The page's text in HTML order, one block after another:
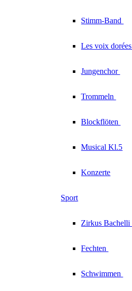
Stimm-Band
Les voixdorées
Jungenchor
Trommeln
Blockflöten
Musical Kl.5
Konzerte
Sport
ZirkusBachelli
Fechten
Schwimmen